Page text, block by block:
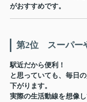
がおすすめです。
第2位 スーパー
駅近だから便利！
と思っていても、毎日
下がります。
実際の生活動線を想像